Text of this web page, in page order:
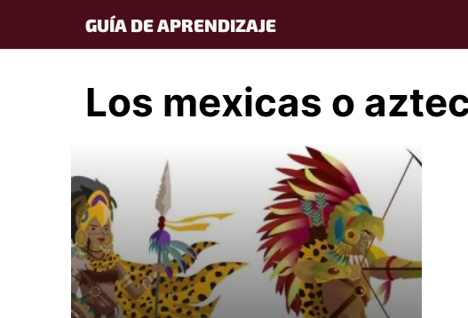
content
GUÍA DE APRENDIZAJE
Los mexicas o